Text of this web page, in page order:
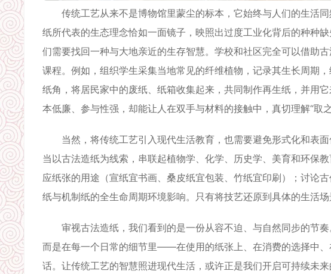
传统工艺从来不是博物馆里蒙尘的标本，它始终与人们的生活同
纸所代表的生态理念恰如一面镜子，映照出过度工业化背后的种种
们需要找回一种与大地亲近的生存智慧。学校和社区完全可以借助
课程。例如，组织学生采集当地常见的纤维植物，记录其生长周期
纸角，将居民家中的废纸、纸箱收集起来，共同制作再生纸，并用
本低廉、参与性强，却能让人在双手与材料的接触中，真切理解“取
当然，将传统工艺引入现代生活教育，也需要避免形式化和表面
当以古法造纸为线索，串联起植物学、化学、历史学、美育和环保
应纸张的用途（宣纸宜书画、桑皮纸宜包装、竹纸宜印刷）；讨论
纸与机制纸的全生命周期环境影响。只有将技艺还原到具体的生活
审视古法造纸，我们看到的是一份从容不迫、与自然同步的节奏
而是在每一个日常的细节里——在使用的纸张上、在消费的选择中
话。让传统工艺的智慧照进现代生活，或许正是我们开启可持续未来